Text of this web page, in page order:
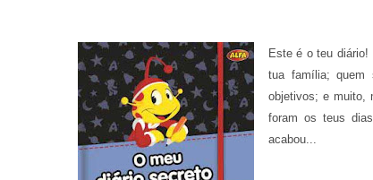
Este é o teu
tua família; quem
objetivos; e muito,
foram os teus
acabou...